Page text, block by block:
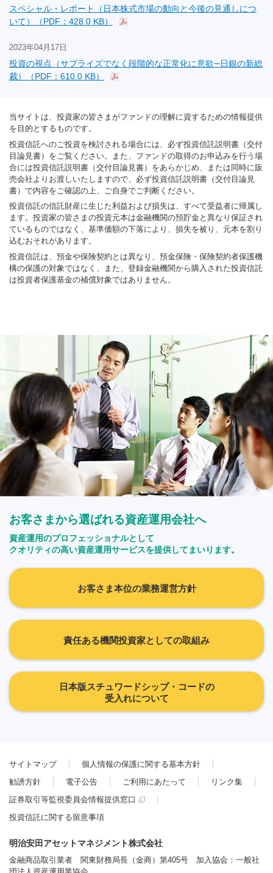
スペシャル・レポート（日本株式市場の動向と今後の見通しにつ
いて）（PDF：428.0 KB）
2023年04月17日
投資の視点（サプライズでなく段階的な正常化に意欲─日銀の新総
裁）（PDF：610.0 KB）
当サイトは、投資家の皆さまがファンドの理解に資するための情報提供
を目的とするものです。
投資信託へのご投資を検討される場合には、必ず投資信託説明書（交付
目論見書）をご覧ください。また、ファンドの取得のお申込みを行う場
合には投資信託説明書（交付目論見書）をあらかじめ、または同時に販
売会社よりお渡しいたしますので、必ず投資信託説明書（交付目論見
書）で内容をご確認の上、ご自身でご判断ください。
投資信託の信託財産に生じた利益および損失は、すべて受益者に帰属し
ます。投資家の皆さまの投資元本は金融機関の預貯金と異なり保証され
ているものではなく、基準価額の下落により、損失を被り、元本を割り
込むおそれがあります。
投資信託は、預金や保険契約とは異なり、預金保険・保険契約者保護機
構の保護の対象ではなく、また、登録金融機関から購入された投資信託
は投資者保護基金の補償対象ではありません。
お客さまから選ばれる資産運用会社へ
資産運用のプロフェッショナルとして
クオリティの高い資産運用サービスを提供してまいります。
お客さま本位の業務運営方針
責任ある機関投資家としての取組み
日本版スチュワードシップ・コードの
受入れについて
サイトマップ
個人情報の保護に関する基本方針
勧誘方針
電子公告 ご利用にあたって
リンク集
証券取引等監視委員会情報提供窓口
投資信託に関する留意事項
明治安田アセットマネジメント株式会社
金融商品取引業者 関東財務局長（金商）第405号 加入協会：一般社